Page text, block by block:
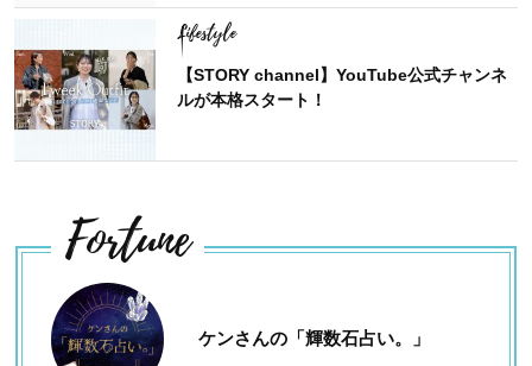
Lifestyle
【STORY channel】YouTube公式チャンネ
ルが本格スタート！
Fortune
ケンさんの「輝数石占い。」